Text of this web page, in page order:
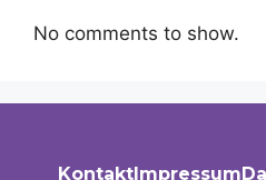
No comments to show.
KontaktImpressum